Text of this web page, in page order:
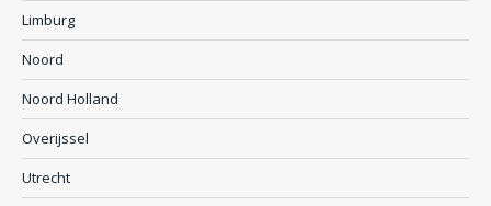
Limburg
Noord
Noord Holland
Overijssel
Utrecht